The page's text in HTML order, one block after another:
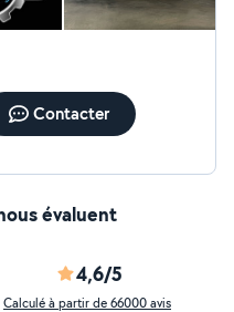
Contacter
évaluent
4,6/5
Calculé à partir de 66000 avis